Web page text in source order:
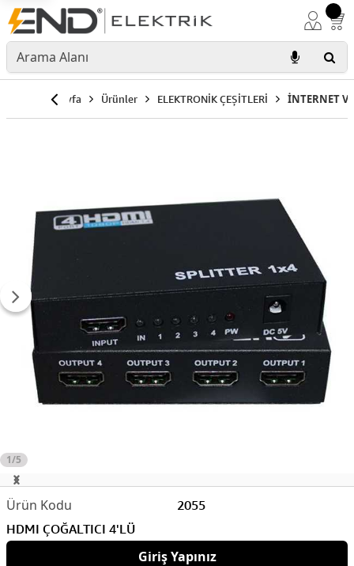
Anasayfa Ürünler ELEKTRONİK ÇEŞİTLERİ İNTERNET
1/5
2055
HDMI ÇOĞALTICI 4'LÜ
Giriş Yapınız